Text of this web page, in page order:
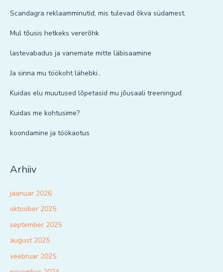
Scandagra reklaamminutid, mis tulevad õkva südamest.
Mul tõusis hetkeks vererõhk
lastevabadus ja vanemate mitte läbisaamine
Ja sinna mu töökoht lähebki..
Kuidas elu muutused lõpetasid mu jõusaali treeningud
Kuidas me kohtusime?
koondamine ja töökaotus
Arhiiv
jaanuar 2026
oktoober 2025
september 2025
august 2025
veebruar 2025